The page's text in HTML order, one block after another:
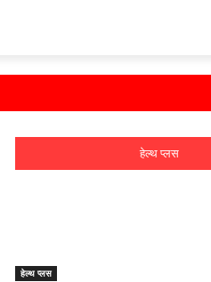
हेल्थ प्लस
हेल्थ प्लस